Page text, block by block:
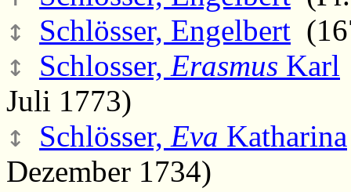
↕ Schlösser, Engelbert
↕ Schlosser, Erasmus Karl
Juli 1773)
↕ Schlösser, Eva Katharina
Dezember 1734)